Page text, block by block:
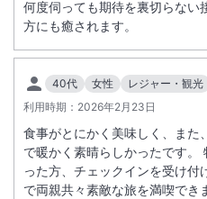
■大噴湯公園温泉櫓工事に伴う予約
き、誠にありがとうございます。
大正15年11月22日、当館創業者・
り、
本年、開湯100周年という大きな節
合わせ、河津町による大噴湯公園
びとなりました。
それに伴い、下記の通りご案内申
何度伺っても期待を裏切らない
方にも癒されます。
40代 女性
レジャー・観光
利用時期： 2026年2月23日
食事がとにかく美味しく、また
で暖かく素晴らしかったです。
った方、チェックインを受け付
で両親共々素敵な旅を満喫でき